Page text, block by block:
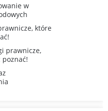
w
które
prawnicze,
poznać!